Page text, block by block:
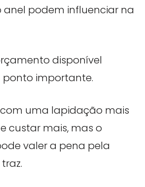
podem influenciar na
disponível
importante.
uma lapidação mais
custar mais, mas o
valer a pena pela